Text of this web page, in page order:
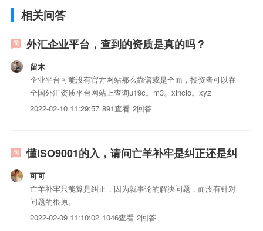
相关问答
外汇企业平台，查到的资质是真的吗？
留木
企业平台可能没有官方网站那么靠谱或是全面，投资者可以在
全国外汇资质平台网站上查询u19c。m3。xinclo。xyz
2022-02-10 11:29:57 891查看 2回答
懂ISO9001的入，请问亡羊补牢是纠正还是纠
可可
亡羊补牢只能算是纠正，因为就事论的解决问题，而没有针对
问题的根原。
2022-02-09 11:10:02 1046查看 2回答